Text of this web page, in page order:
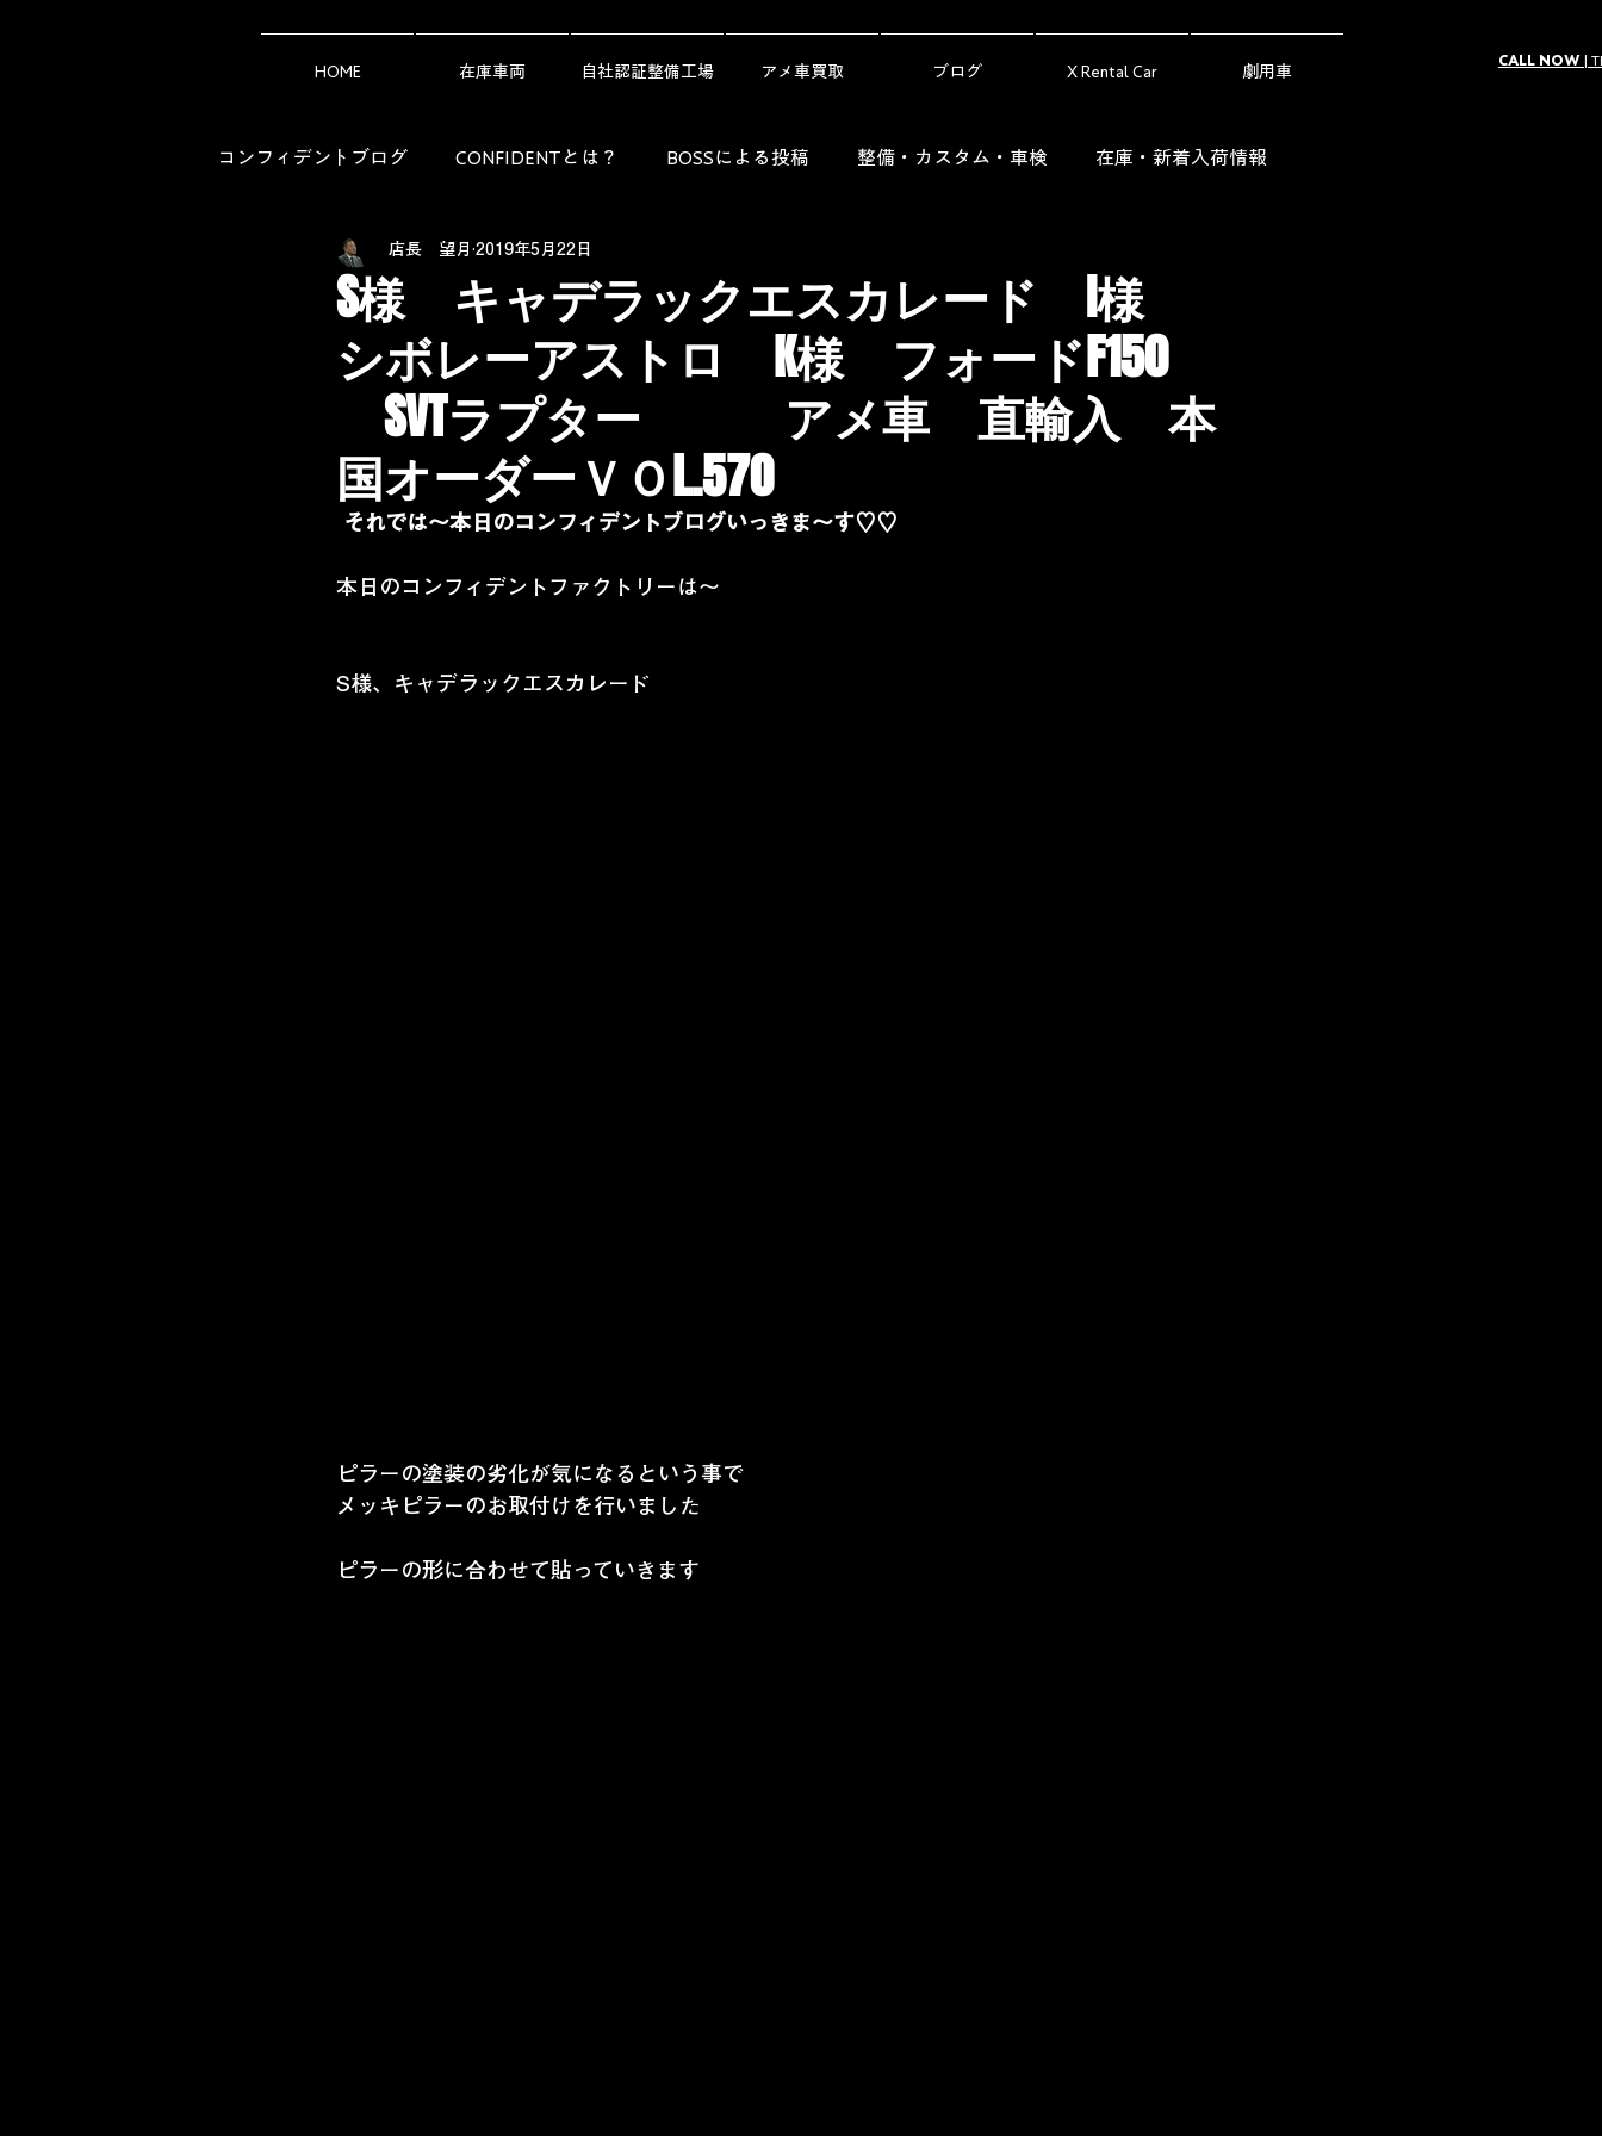
HOME 在庫車両 自社認証整備工場 アメ車買取 ブログ X Rental Car 劇用車
CALL NOW |
コンフィデントブログ CONFIDENTとは？ BOSSによる投稿 整備・カスタム・車検 在庫・新着入荷情報
アメ車ライフの知恵袋（Owner's Guide）
S様 キャデラックエスカレード I様
シボレーアストロ K様 フォードF150
SVTラプター アメ車 直輸入 本
国オーダーＶＯL.570
店長 望月 2019年5月22日
それでは～本日のコンフィデントブログいっきま～す♡♡
本日のコンフィデントファクトリーは～
S様、キャデラックエスカレード
ピラーの塗装の劣化が気になるという事で
メッキピラーのお取付けを行いました
ピラーの形に合わせて貼っていきます